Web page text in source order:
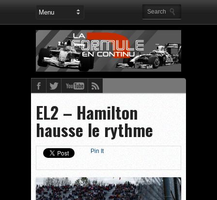
EL2 – Hamilton
hausse le rythme
Pin It